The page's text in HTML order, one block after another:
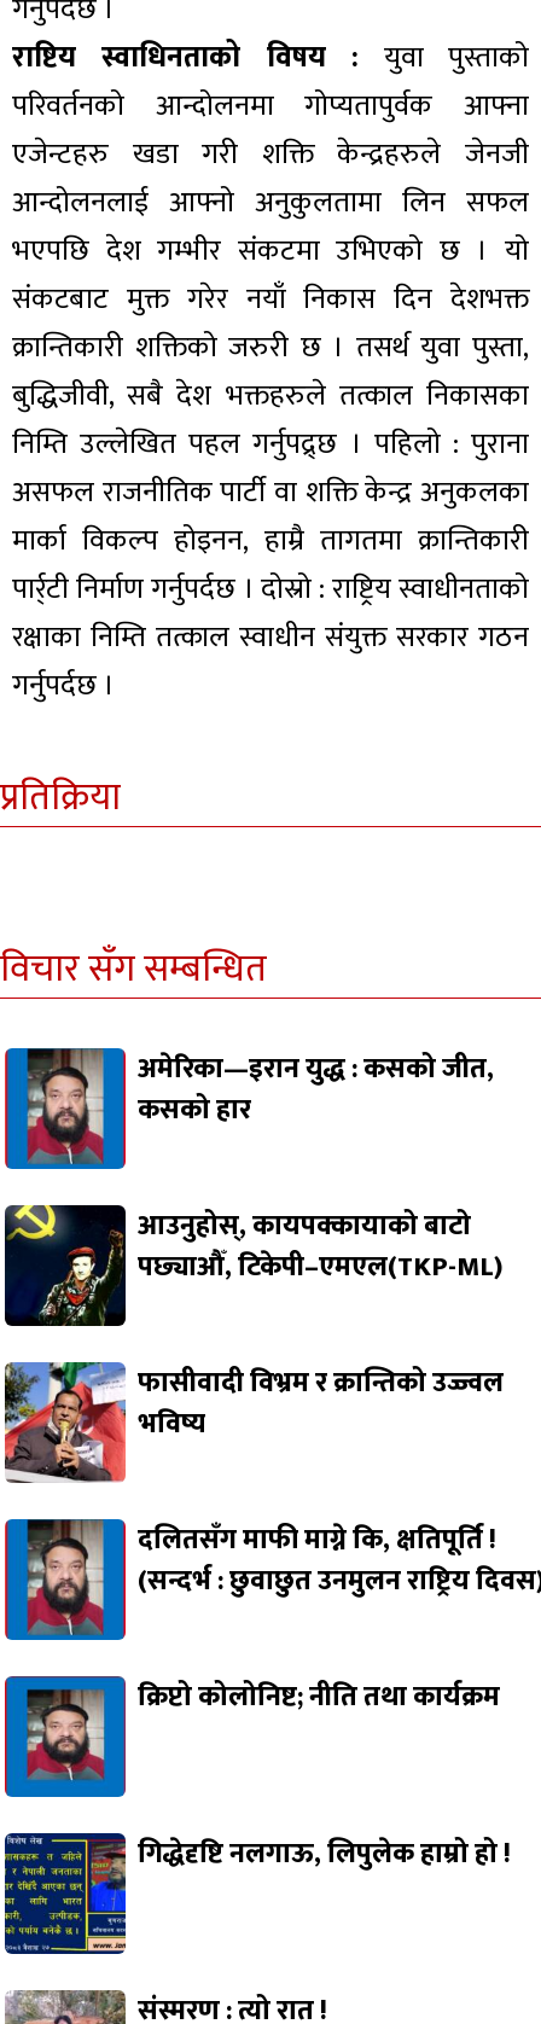
राष्टिय स्वाधिनताको विषय : युवा पुस्ताको
परिवर्तनको आन्दोलनमा गोप्यतापुर्वक आफ्ना
एजेन्टहरु खडा गरी शक्ति केन्द्रहरुले जेनजी
आन्दोलनलाई आफ्नो अनुकुलतामा लिन सफल
भएपछि देश गम्भीर संकटमा उभिएको छ । यो
संकटबाट मुक्त गरेर नयाँ निकास दिन देशभक्त
क्रान्तिकारी शक्तिको जरुरी छ । तसर्थ युवा पुस्ता,
बुद्धिजीवी, सबै देश भक्तहरुले तत्काल निकासका
निम्ति उल्लेखित पहल गर्नुपद्र्छ । पहिलो : पुराना
असफल राजनीतिक पार्टी वा शक्ति केन्द्र अनुकलका
मार्का विकल्प होइनन, हाम्रै तागतमा क्रान्तिकारी
पार्र्टी निर्माण गर्नुपर्दछ । दोस्रो : राष्ट्रिय स्वाधीनताको
रक्षाका निम्ति तत्काल स्वाधीन संयुक्त सरकार गठन
गर्नुपर्दछ ।
प्रतिक्रिया
विचार सँग सम्बन्धित
अमेरिका—इरान युद्ध : कसको जीत,
कसको हार
आउनुहोस्, कायपक्कायाको बाटो
पछ्याऔँ, टिकेपी–एमएल(TKP-ML)
फासीवादी विभ्रम र क्रान्तिको उज्ज्वल
भविष्य
दलितसँग माफी माग्ने कि, क्षतिपूर्ति !
(सन्दर्भ : छुवाछुत उनमुलन राष्ट्रिय
क्रिप्टो कोलोनिष्ट; नीति तथा कार्यक्रम
गिद्धेदृष्टि नलगाऊ, लिपुलेक हाम्रो हो !
संस्मरण : त्यो रात !